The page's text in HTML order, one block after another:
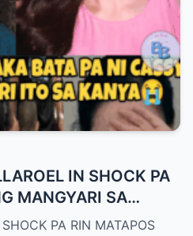
IN SHOCK PA
MANGYARI SA
PA RIN MATAPOS